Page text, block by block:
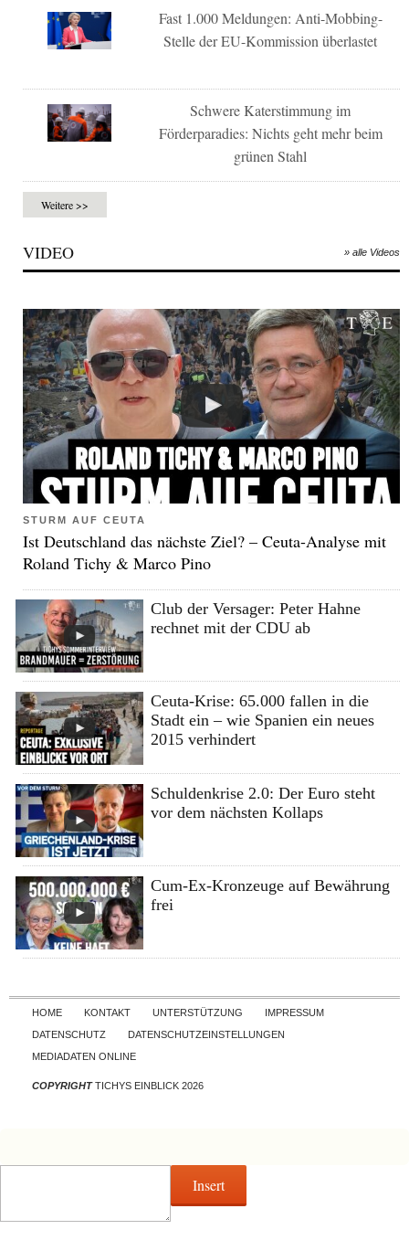
Fast 1.000 Meldungen: Anti-Mobbing-
Stelle der EU-Kommission überlastet
Schwere Katerstimmung im
Förderparadies: Nichts geht mehr beim
grünen Stahl
Weitere >>
VIDEO » alle Videos
STURM AUF CEUTA
Ist Deutschland das nächste Ziel? – Ceuta-Analyse mit
Roland Tichy & Marco Pino
Club der Versager: Peter Hahne
rechnet mit der CDU ab
Ceuta-Krise: 65.000 fallen in die
Stadt ein – wie Spanien ein neues
2015 verhindert
Schuldenkrise 2.0: Der Euro steht
vor dem nächsten Kollaps
Cum-Ex-Kronzeuge auf Bewährung
frei
Skip to content
HOME KONTAKT UNTERSTÜTZUNG
IMPRESSUM
DATENSCHUTZ
DATENSCHUTZEINSTELLUNGEN
MEDIADATEN ONLINE
COPYRIGHTTICHYS EINBLICK 2026
Insert